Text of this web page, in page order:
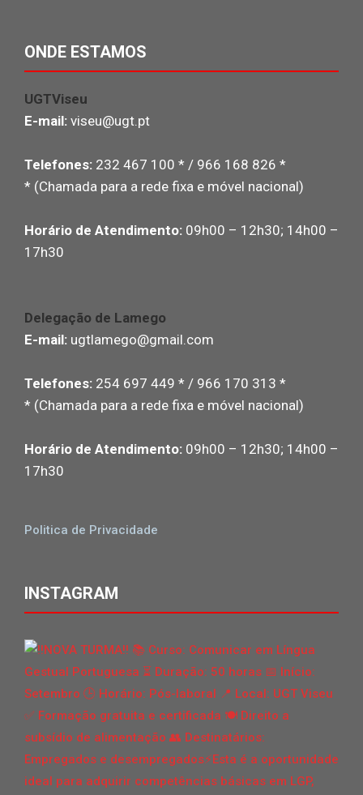
ONDE ESTAMOS
UGTViseu
E-mail: viseu@ugt.pt
Telefones: 232 467 100 * / 966 168 826 *
* (Chamada para a rede fixa e móvel nacional)
Horário de Atendimento: 09h00 – 12h30; 14h00 –
17h30
Delegação de Lamego
E-mail: ugtlamego@gmail.com
Telefones: 254 697 449 * / 966 170 313 *
* (Chamada para a rede fixa e móvel nacional)
Horário de Atendimento: 09h00 – 12h30; 14h00 –
17h30
Politica de Privacidade
INSTAGRAM